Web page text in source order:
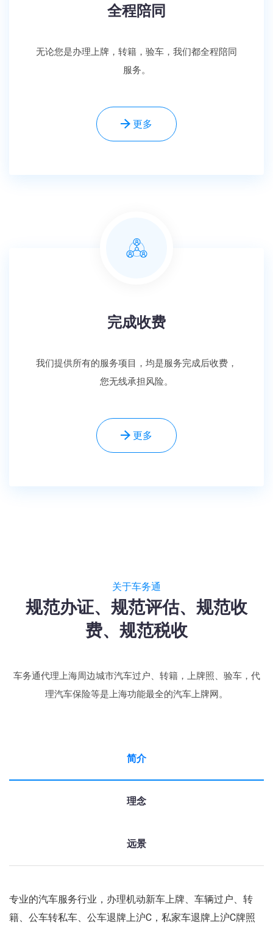
全程陪同
无论您是办理上牌，转籍，验车，我们都全程陪同
服务。
更多
完成收费
我们提供所有的服务项目，均是服务完成后收费，
您无线承担风险。
更多
关于车务通
规范办证、规范评估、规范收
费、规范税收
车务通代理上海周边城市汽车过户、转籍，上牌照、验车，代
理汽车保险等是上海功能最全的汽车上牌网。
简介
理念
远景
专业的汽车服务行业，办理机动新车上牌、车辆过户、转
籍、公车转私车、公车退牌上沪C，私家车退牌上沪C牌照